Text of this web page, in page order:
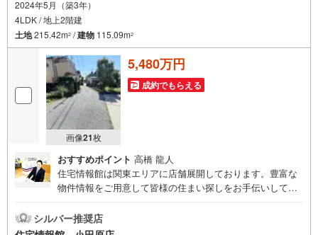
2024年5月（築3年）
4LDK / 地上2階建
土地215.42m2 /建物 115.09m2
画像21枚
5,480万円
成約でもらえる
おすすめポイント 高橋 龍人
住宅情報館は関東エリアに店舗展開しております。豊富な
物件情報をご用意して皆様の住まい探しをお手伝いしてお
さい。住宅ローン相談会も同時開催中無理のない住宅ロー
ンの試算やご購入の際にかかる諸費用の概算も行っており
シルバー推奨店